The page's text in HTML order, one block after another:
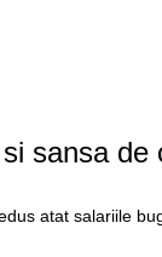
sansa de
atat salariile